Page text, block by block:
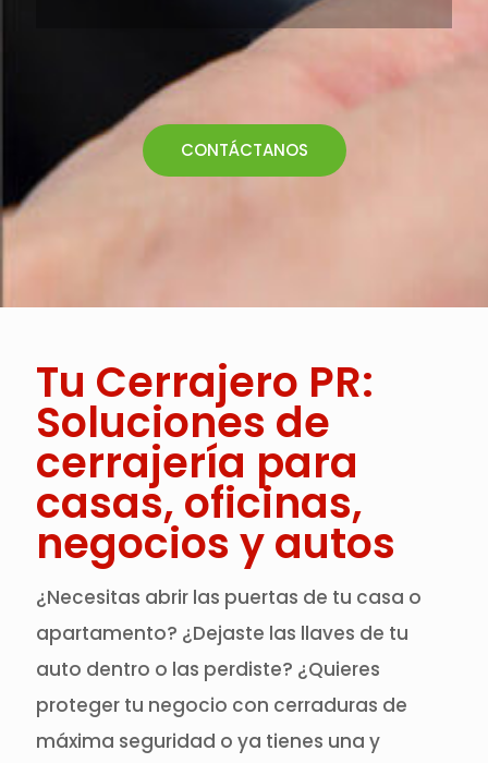
CONTÁCTANOS
Tu Cerrajero PR:
Soluciones de
cerrajería para
casas, oficinas,
negocios y autos
¿Necesitas abrir las puertas de tu casa o
apartamento? ¿Dejaste las llaves de tu
auto dentro o las perdiste? ¿Quieres
proteger tu negocio con cerraduras de
máxima seguridad o ya tienes una y